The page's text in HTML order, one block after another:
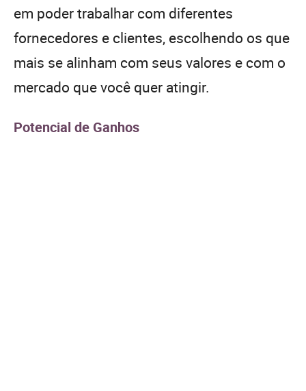
em poder trabalhar com diferentes
fornecedores e clientes, escolhendo os que
mais se alinham com seus valores e com o
mercado que você quer atingir.
Potencial de Ganhos